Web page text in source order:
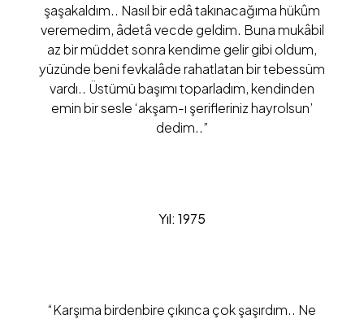
şaşakaldım.. Nasıl bir edâ takınacağıma hükûm
veremedim, âdetâ vecde geldim. Buna mukâbil
az bir müddet sonra kendime gelir gibi oldum,
yüzünde beni fevkalâde rahatlatan bir tebessüm
vardı.. Üstümü başımı toparladım, kendinden
emin bir sesle ‘akşam-ı şerifleriniz hayrolsun’
dedim..”
Yıl: 1975
“Karşıma birdenbire çıkınca çok şaşırdım.. Ne